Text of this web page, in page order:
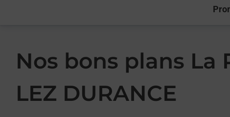
Nos bons plans La
LEZ DURANCE